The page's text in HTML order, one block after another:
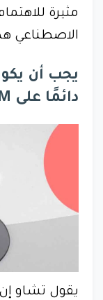
مثيرة
الاصطناعي
دائمًا على RAM الهواتف
يقول تشاو